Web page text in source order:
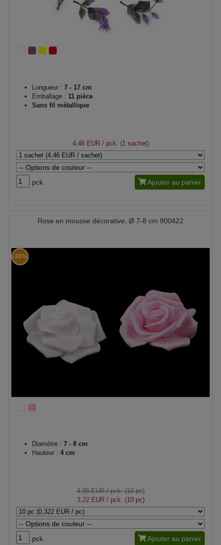
Longueur : 7 - 17 cm
Emballage : 11 pièce
Sans fil métallique
4,46 EUR/ pck. (1 sachet)
pck. Ajouter au panier
Rose en mousse décorative, Ø 7-8 cm 900422
-35%
Diamètre : 7 - 8 cm
Hauteur : 4 cm
4,95 EUR/ pck. (10 pc)
3,22 EUR/ pck. (10 pc)
pck. Ajouter au panier